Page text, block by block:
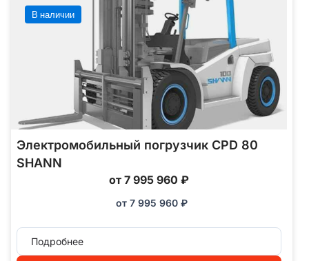
В наличии
Электромобильный погрузчик CPD 80
SHANN
от 7 995 960 ₽
от 7 995 960 ₽
Подробнее